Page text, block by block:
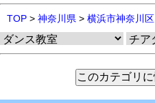
TOP > 神奈川県 > 横浜市神奈川区